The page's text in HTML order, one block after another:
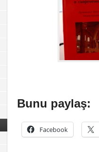
Bunu paylaş:
Facebook